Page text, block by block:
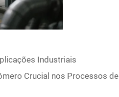
Industriais
Crucial nos Processos de